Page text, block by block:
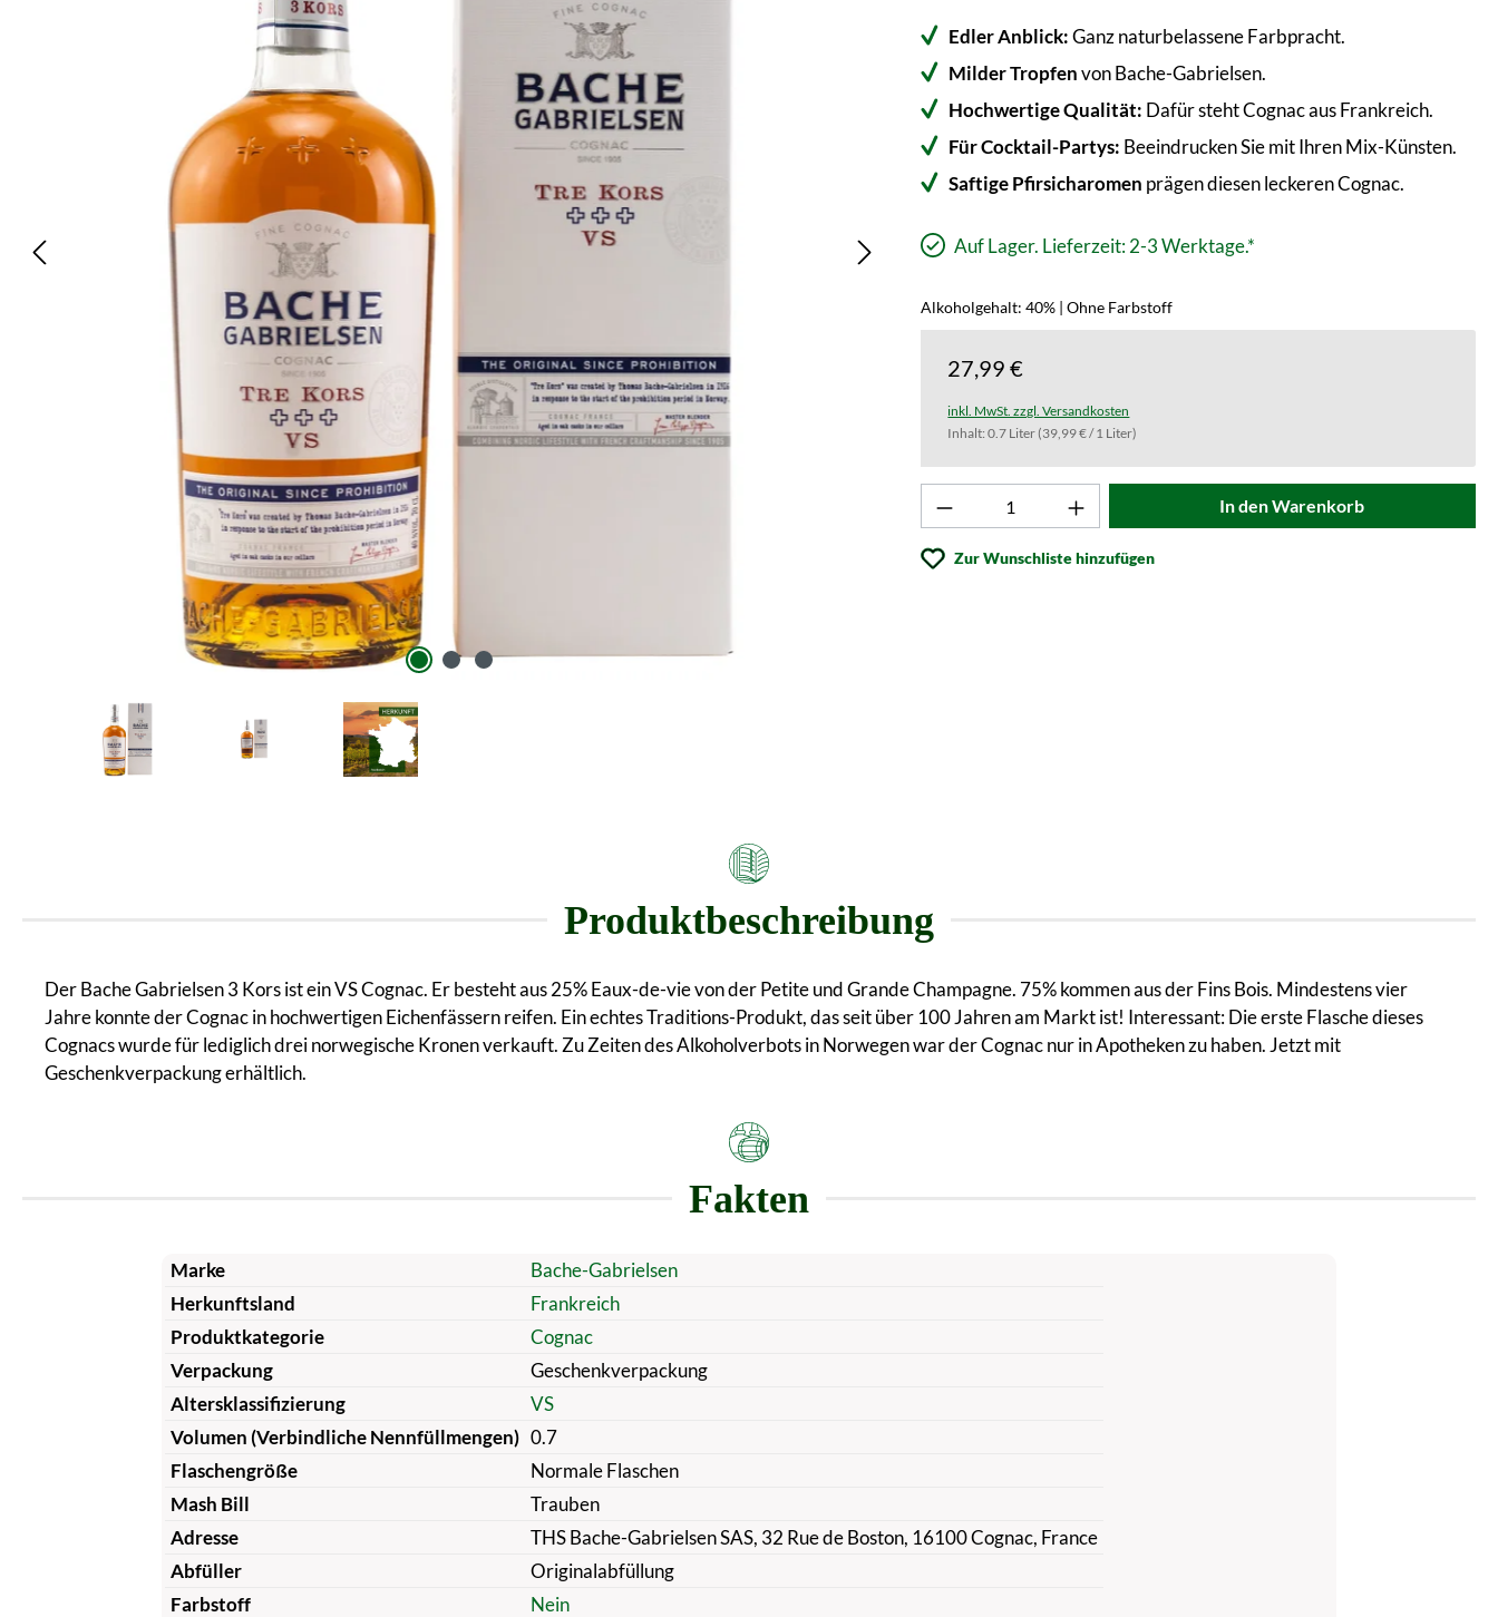
Edler Anblick:Ganz naturbelassene Farbpracht.
Milder Tropfenvon Bache-Gabrielsen.
Hochwertige Qualität: Dafür steht Cognac aus Frankreich.
Für Cocktail-Partys: Beeindrucken Sie mit Ihren Mix-Künsten.
Saftige Pfirsicharomen prägen diesen leckeren Cognac.
Auf Lager. Lieferzeit: 2-3 Werktage.*
Alkoholgehalt: 40% | Ohne Farbstoff
27,99 €
inkl. MwSt. zzgl. Versandkosten
Inhalt:0.7 Liter(39,99 € / 1 Liter)
Produkt Anzahl: Gib den gewünschten Wert ein
In den Warenkorb
Zur Wunschliste hinzufügen
Produktbeschreibung
Der Bache Gabrielsen 3 Kors ist ein VS Cognac. Er besteht aus 25% Eaux-de-vie von der Petite und Grande Champagne. 75% kommen aus der Fins Bois. Mindestens vier
Jahre konnte der Cognac in hochwertigen Eichenfässern reifen. Ein echtes Traditions-Produkt, das seit über 100 Jahren am Markt ist! Interessant: Die erste Flasche dieses
Cognacs wurde für lediglich drei norwegische Kronen verkauft. Zu Zeiten des Alkoholverbots in Norwegen war der Cognac nur in Apotheken zu haben. Jetzt mit
Geschenkverpackung erhältlich.
Fakten
Marke
Bache-Gabrielsen
Herkunftsland
Frankreich
Produktkategorie
Cognac
Verpackung
Geschenkverpackung
Altersklassifizierung
VS
Volumen (Verbindliche Nennfüllmengen) 0.7
Flaschengröße
Normale Flaschen
Mash Bill
Trauben
Adresse
THS Bache-Gabrielsen SAS, 32 Rue de Boston, 16100 Cognac, France
Abfüller
Originalabfüllung
Farbstoff
Nein